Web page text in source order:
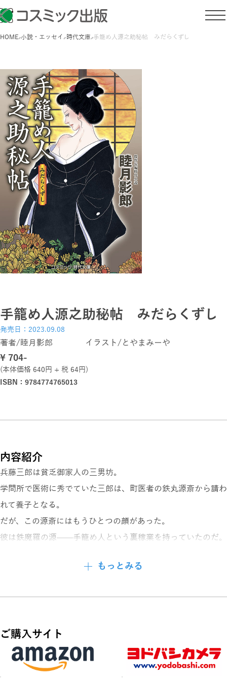
HOME 小説・エッセイ 時代文庫 手籠め人源之助秘帖 みだらくずし
手籠め人源之助秘帖 みだらくずし
発売日：2023.09.08
著者/睦月影郎 イラスト/とやまみーや
\ 704-
(本体価格 640円 + 税 64円)
ISBN：9784774765013
内容紹介
兵藤三郎は貧乏御家人の三男坊。
学問所で医術に秀でていた三郎は、町医者の鉄丸源斎から請わ
れて養子となる。
だが、この源斎にはもうひとつの顔があった。
彼は鉄魔羅の源––––手籠め人という裏稼業を持っていたのだ。
手籠め人の元締めである薬種問屋の女将・お美津から色事の手
男と女の痴情のもつれを解きほぐす、手籠め人として江戸の闇
の中への第一歩を踏み出すが……。
鬼才が放つ傑作時代エンターテインメント!
もっとみる
ご購入サイト